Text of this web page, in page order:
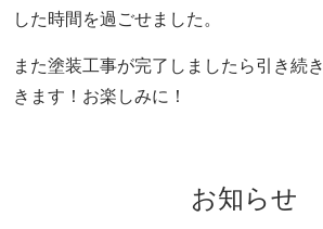
した時間を過ごせました。
また塗装工事が完了しましたら引き続
きます！お楽しみに！
お知らせ